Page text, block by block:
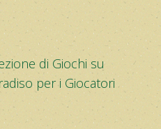
di Giochi su
per i Giocatori